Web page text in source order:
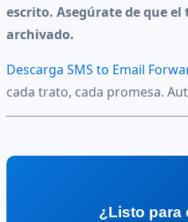
escrito. Asegúrate de que
archivado.
Descarga SMS to Email
cada trato, cada promesa.
¿Listo para